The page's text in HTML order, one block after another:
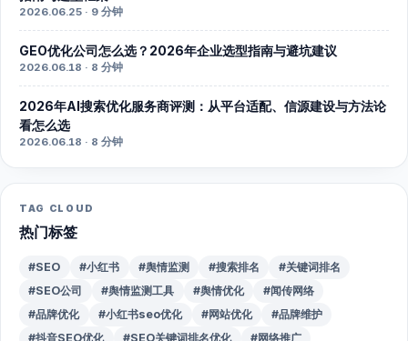
2026.06.25 · 9 分钟
GEO优化公司怎么选？2026年企业选型指南与避坑建议
2026.06.18 · 8 分钟
2026年AI搜索优化服务商评测：从平台适配、信源建设与方法论
看怎么选
2026.06.18 · 8 分钟
TAG CLOUD
热门标签
#SEO #小红书 #舆情监测 #搜索排名
#关键词排名
#SEO公司
#舆情监测工具 #舆情优化
#闻传网络
#品牌优化
#小红书seo优化 #网站优化
#品牌维护
#抖音SEO优化
#SEO关键词排名优化
#网络推广